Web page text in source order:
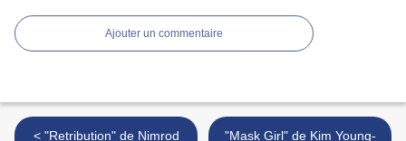
Ajouter un commentaire
< "Retribution" de Nimrod
"Mask Girl" de Kim Young-